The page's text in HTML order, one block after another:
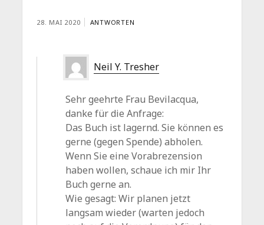
28. MAI 2020 ANTWORTEN
Neil Y. Tresher
Sehr geehrte Frau Bevilacqua,
danke für die Anfrage:
Das Buch ist lagernd. Sie können es
gerne (gegen Spende) abholen.
Wenn Sie eine Vorabrezension
haben wollen, schaue ich mir Ihr
Buch gerne an.
Wie gesagt: Wir planen jetzt
langsam wieder (warten jedoch